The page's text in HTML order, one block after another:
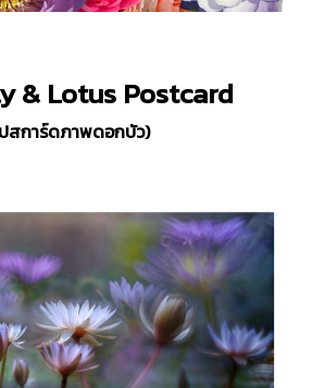
& Lotus Postcard
สการ์ดภาพดอกบัว)